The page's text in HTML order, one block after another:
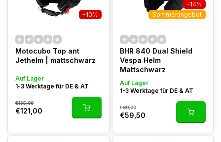
-10%
Motocubo Top ant
Jethelm | mattschwarz
Auf Lager
1-3 Werktage für DE & AT
€135,00
€121,00
-14%
Sommerangebot
BHR 840 Dual Shield
Vespa Helm
Mattschwarz
Auf Lager
1-3 Werktage für DE & AT
€69,00
€59,50